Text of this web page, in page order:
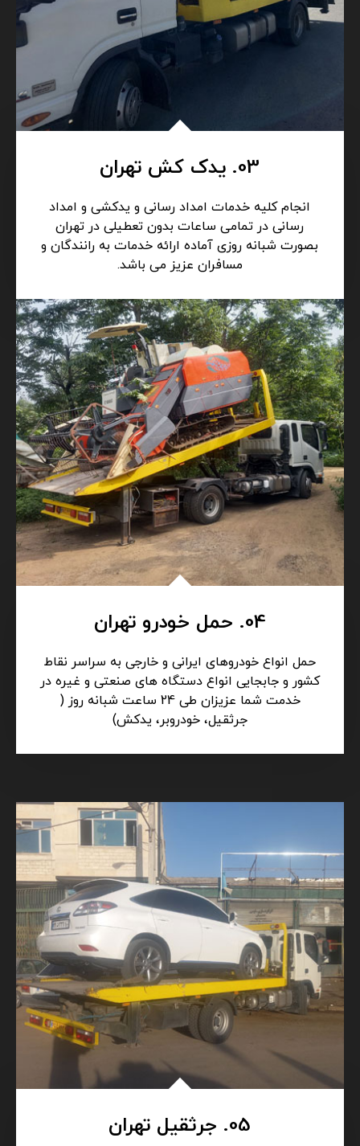
03. یدک کش تهران
انجام کلیه خدمات امداد رسانی و یدکشی و امداد
رسانی در تمامی ساعات بدون تعطیلی در تهران
بصورت شبانه روزی آماده ارائه خدمات به رانندگان و
مسافران عزیز می باشد.
04. حمل خودرو تهران
حمل انواع خودروهای ایرانی و خارجی به سراسر نقاط
کشور و جابجایی انواع دستگاه های صنعتی و غیره در
خدمت شما عزیزان طی 24 ساعت شبانه روز (
جرثقیل، خودروبر، یدکش)
05. جرثقیل تهران